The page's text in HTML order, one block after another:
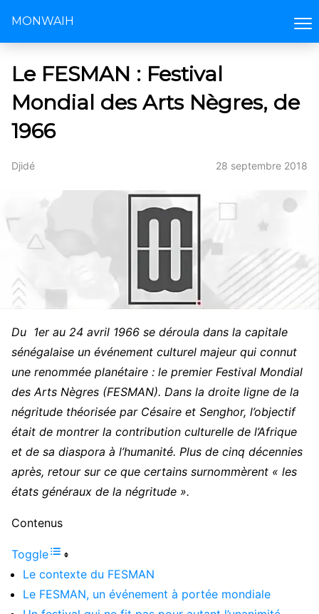
MONWAIH
Le FESMAN : Festival
Mondial des Arts Nègres, de
1966
Djidé 28 septembre 2018
Du 1erau 24 avril 1966 se déroula dans la capitale
sénégalaise un événement culturel majeur qui connut
une renommée planétaire : le premier Festival Mondial
des Arts Nègres (FESMAN). Dans la droite ligne de la
négritude théorisée par Césaire et Senghor, l’objectif
était de montrer la contribution culturelle de l’Afrique
et de sa diaspora à l’humanité. Plus de cinq décennies
après, retour sur ce que certains surnommèrent « les
états généraux de la négritude ».
Contenus
Toggle
Le contexte du FESMAN
Le FESMAN, un événement à portée mondiale